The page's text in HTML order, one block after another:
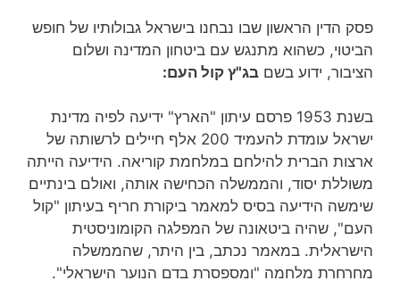
פסק הדין הראשון שבו נבחנו בישראל גבולותיו של חופש
הביטוי, כשהוא מתנגש עם ביטחון המדינה ושלום
הציבור, ידוע בשם בג"ץ קול העם:
בשנת 1953 פרסם עיתון "הארץ" ידיעה לפיה מדינת
ישראל עומדת להעמיד 200 אלף חיילים לרשותה של
ארצות הברית להילחם במלחמת קוריאה. הידיעה הייתה
משוללת יסוד, והממשלה הכחישה אותה, ואולם בינתיים
שימשה הידיעה בסיס למאמר ביקורת חריף בעיתון "קול
העם", שהיה ביטאונה של המפלגה הקומוניסטית
הישראלית. במאמר נכתב, בין היתר, שהממשלה
מחרחרת מלחמה "ומספסרת בדם הנוער הישראלי".